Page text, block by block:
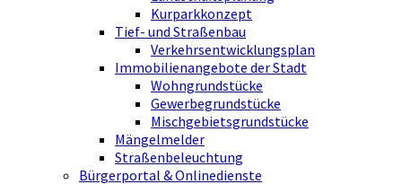
Kurparkkonzept
Tief- und Straßenbau
Verkehrsentwicklungsplan
Immobilienangebote der Stadt
Wohngrundstücke
Gewerbegrundstücke
Mischgebietsgrundstücke
Mängelmelder
Straßenbeleuchtung
Bürgerportal & Onlinedienste